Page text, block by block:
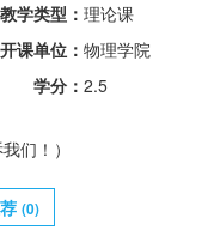
教学类型： 理论课
开课单位： 物理学院
学分： 2.5
们！）
(0)